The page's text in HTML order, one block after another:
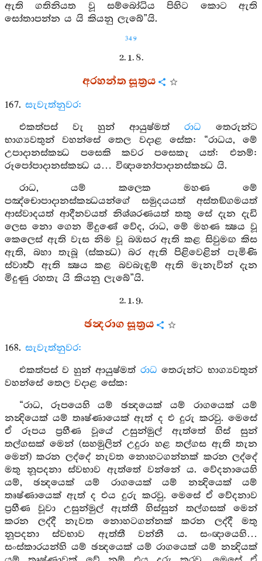
ඇති ගතිනියත වූ සම්බෝධිය පිහිට කොට ඇති
සෝතාපන්න ය යි කියනු ලැබේ”යි.
349
2. 1. 8.
අරහන්ත සූත්‍රය
167. සැවැත්නුවර:
එකත්පස් වැ හුන් ආයුෂ්මත්රාධ තෙරුන්ට
භාග්‍යවතුන් වහන්සේ තෙල වදාළ සේක: “රාධය, මේ
උපාදානස්කන්‍ධ පසෙකි කවර පසෙකැ යත්: එනම්:
රූපෝපාදානස්කන්‍ධ ය… විඥානෝපාදානස්කන්‍ධ යි.
රාධ, යම් කලෙක මහණ මේ
පඤ්චොපාදානස්කන්‍ධයන්ගේ සමුදයයත් අස්තඞ්ගමයත්
ආස්වාදයත් ආදීනවයත් නිශ්ශරණයත් තතු සේ දැන දැඩි
ලෙස නො ගෙන මිදුණේ වේද, රාධ, මේ මහණ ක්‍ෂය වූ
කෙලෙස් ඇති වැස නිම වූ බඹසර ඇති කළ සිවුමඟ කිස
ඇති, බහා තැබූ (ස්කන්‍ධ) බර ඇති පිළිවෙළින් පැමිණි
ස්වාර්‍ත්‍ථ ඇති ක්‍ෂය කළ බවබැඳුම් ඇති මැනැවින් දැන
මිදුණු රහතැ යි කියනු ලැබේ”යි.
2. 1. 9.
ඡන්‍දරාග සූත්‍රය
168. සැවැත්නුවර:
එකත්පස් ව හුන් ආයුෂ්මත් රාධ තෙරුන්ට භාග්‍යවතුන්
වහන්සේ තෙල වදාළ සේක:
“රාධ, රූපයෙහි යම් ඡන්‍දයෙක් යම් රාගයෙක් යම්
නන්‍දියෙක් යම් තෘෂ්ණායෙක් ඇත් ද එ දුරු කරවු. මෙසේ
ඒ රූපය ප්‍රහීණ වූයේ උසුන්මුල් ඇත්තේ හිස් සුන්
තල්ගසක් මෙන් (සහමුලින් උදුරා හළ තල්ගස ඇති තැන
මෙන්) කරන ලද්දේ නැවත නොහටගන්නක් කරන ලද්දේ
මතු නූපදනා ස්වභාව ඇත්තේ වන්නේ ය. වේදනායෙහි
යම්, ඡන්‍දයෙක් යම් රාගයෙක් යම් නන්‍දියෙක් යම්
තෘෂ්ණායෙක් ඇත් ද එය දුරු කරවු. මෙසේ ඒ වේදනාව
ප්‍රහීණ වූවා උසුන්මුල් ඇත්තී හිස්සුන් තල්ගසක් මෙන්
කරන ලද්දී නැවත නොහටගන්නක් කරන ලද්දී මතු
නූපදනා ස්වභාව ඇත්තී වන්නී ය. සංඥායෙහි…
සංස්කාරයන්හි යම් ඡන්‍දයෙක් යම් රාගයෙක් යම් නන්‍දියක්